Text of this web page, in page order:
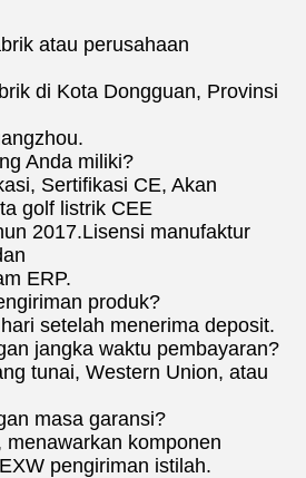
atau perusahaan
di Kota Dongguan, Provinsi
Anda miliki?
Sertifikasi CE, Akan
golf listrik CEE
2017.Lisensi manufaktur
ERP.
produk?
setelah menerima deposit.
jangka waktu pembayaran?
tunai, Western Union, atau
masa garansi?
komponen
pengiriman istilah.